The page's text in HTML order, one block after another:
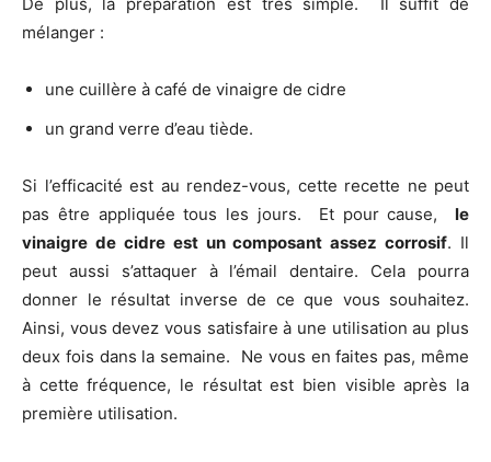
mélanger :
une cuillère à café de vinaigre de cidre
un grand verre d’eau tiède.
Si l’efficacité est au rendez-vous, cette recette ne peut
pas être appliquée tous les jours. Et pour cause, le
vinaigre de cidre est un composant assez corrosif. Il
peut aussi s’attaquer à l’émail dentaire. Cela pourra
donner le résultat inverse de ce que vous souhaitez.
Ainsi, vous devez vous satisfaire à une utilisation au plus
deux fois dans la semaine. Ne vous en faites pas, même
à cette fréquence, le résultat est bien visible après la
première utilisation.